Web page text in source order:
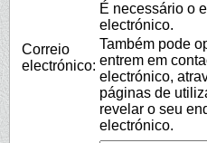
Correio
electrónico:
É necessário o
electrónico.
Também pode
entrem em
electrónico,
páginas de
revelar o seu
electrónico.